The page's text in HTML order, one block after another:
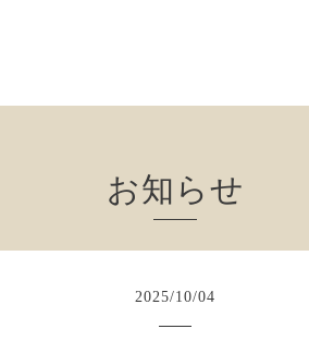
お知らせ
2025/10/04